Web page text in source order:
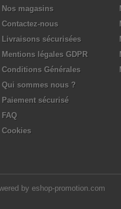
Nos magasins
Contactez-nous
Livraisons sécurisées
Mentions légales GDPR
Conditions Générales
Qui sommes nous ?
Paiement sécurisé
FAQ
Cookies
by eshop-promotion.com